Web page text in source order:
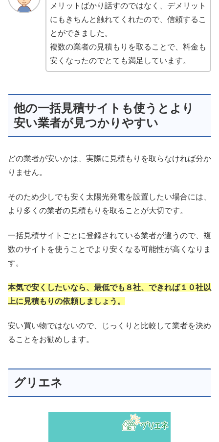
メリットばかり話すのではなく、デメリット
にもきちんと触れてくれたので、信頼するこ
とができました。
複数の業者の見積もりを取ることで、料金も
安くなったのでとても満足しています。
他の一括見積サイトも使うとより
安い業者が見つかりやすい
どの業者が安いかは、実際に見積もりを取らなければ分か
りません。
そのため少しでも安く太陽光発電を設置したい場合には、
より多くの業者の見積もりを取ることが大切です。
一括見積サイトごとに登録されている業者が違うので、複
数のサイトを使うことでより安くなる可能性が高くなりま
す。
本気で安くしたいなら、最低でも８社、できれば１０社以
上に見積もりの依頼しましょう。
安い買い物ではないので、じっくりと比較して業者を決め
ることをお勧めします。
グリエネ